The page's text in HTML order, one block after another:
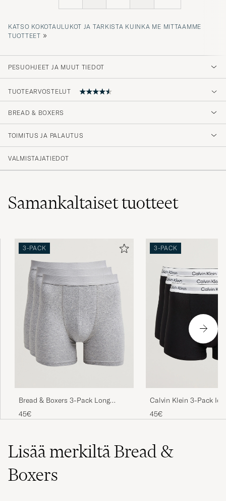
KATSO KOKOTAULUKOT JA TARKISTA KUINKA ME MITTAAMME
TUOTTEET »
PESUOHJEET JA MUUT TIEDOT
TUOTEARVOSTELUT
God kvalitet
ANTON A
OSTETTU OSOITTEESSA CAREOFCARL.DK
JØRN P OSTETTU OSOITTEESSA CAREOFCARL.DK
BREAD & BOXERS
TOIMITUS JA PALAUTUS
VALMISTAJATIEDOT
Samankaltaisettuotteet
3-PACK
Bread & Boxers 3-Pack Long
Boxer Brief Grey Melange
45€
3-PACK
Calvin Klein 3-Pack
Stretch Relaxed Trunk
45€
Lisää merkiltä Bread &
Boxers